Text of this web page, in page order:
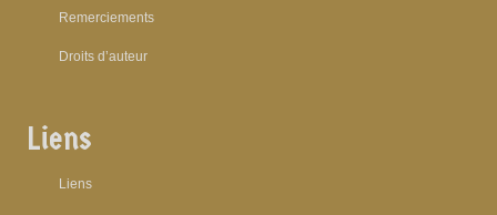
Remerciements
Droits d’auteur
Liens
Liens